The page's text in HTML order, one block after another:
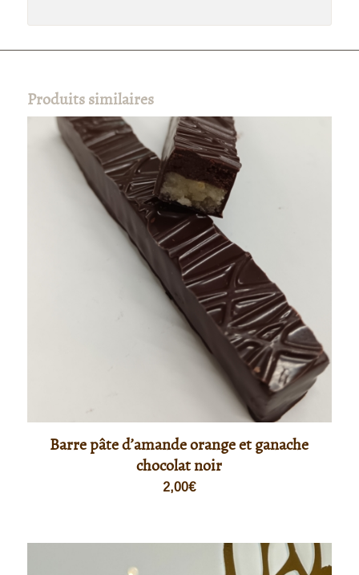
Produits similaires
Barre pâte d’amande orange et ganache
chocolat noir
2,00€